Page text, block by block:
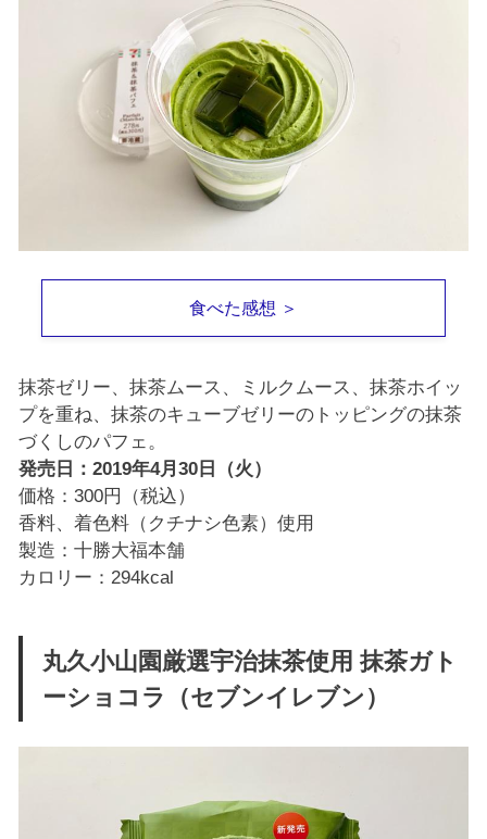
食べた感想 ＞
抹茶ゼリー、抹茶ムース、ミルクムース、抹茶ホイッ
プを重ね、抹茶のキューブゼリーのトッピングの抹茶
づくしのパフェ。
発売日：2019年4月30日（火）
価格：300円（税込）
香料、着色料（クチナシ色素）使用
製造：十勝大福本舗
カロリー：294kcal
丸久小山園厳選宇治抹茶使用 抹茶ガト
ーショコラ（セブンイレブン）